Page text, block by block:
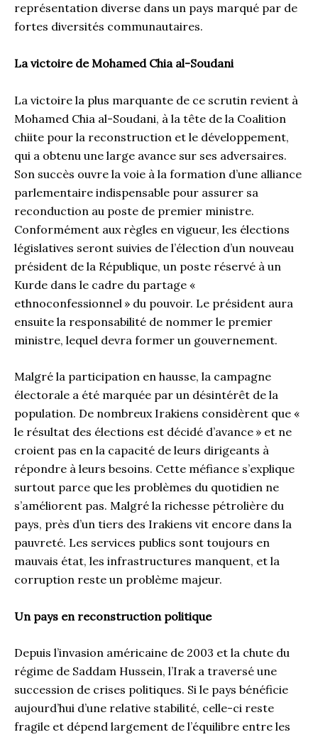
représentation diverse dans un pays marqué par de
fortes diversités communautaires.
La victoire de Mohamed Chia al-Soudani
La victoire la plus marquante de ce scrutin revient à
Mohamed Chia al-Soudani, à la tête de la Coalition
chiite pour la reconstruction et le développement,
qui a obtenu une large avance sur ses adversaires.
Son succès ouvre la voie à la formation d’une alliance
parlementaire indispensable pour assurer sa
reconduction au poste de premier ministre.
Conformément aux règles en vigueur, les élections
législatives seront suivies de l’élection d’un nouveau
président de la République, un poste réservé à un
Kurde dans le cadre du partage «
ethnoconfessionnel » du pouvoir. Le président aura
ensuite la responsabilité de nommer le premier
ministre, lequel devra former un gouvernement.
Malgré la participation en hausse, la campagne
électorale a été marquée par un désintérêt de la
population. De nombreux Irakiens considèrent que «
le résultat des élections est décidé d’avance » et ne
croient pas en la capacité de leurs dirigeants à
répondre à leurs besoins. Cette méfiance s’explique
surtout parce que les problèmes du quotidien ne
s’améliorent pas. Malgré la richesse pétrolière du
pays, près d’un tiers des Irakiens vit encore dans la
pauvreté. Les services publics sont toujours en
mauvais état, les infrastructures manquent, et la
corruption reste un problème majeur.
Un pays en reconstruction politique
Depuis l’invasion américaine de 2003 et la chute du
régime de Saddam Hussein, l’Irak a traversé une
succession de crises politiques. Si le pays bénéficie
aujourd’hui d’une relative stabilité, celle-ci reste
fragile et dépend largement de l’équilibre entre les